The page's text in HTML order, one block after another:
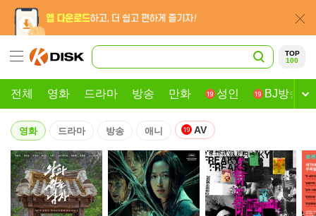
TOP
100
전체 영화 드라마 방송 만화 성인 BJ방송
영화 드라마 방송 애니 AV